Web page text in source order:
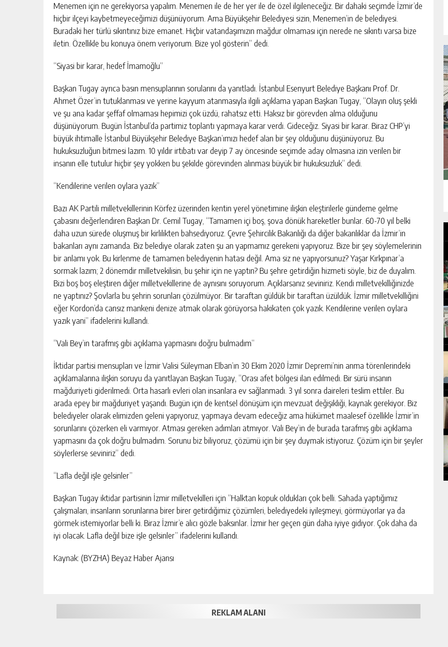
Menemen için ne gerekiyorsa yapalım. Menemen ile de her yer ile de özel ilgileneceğiz. Bir dahaki seçimde İzmir’de
hiçbir ilçeyi kaybetmeyeceğimizi düşünüyorum. Ama Büyükşehir Belediyesi sizin, Menemen’in de belediyesi.
Buradaki her türlü sıkıntınız bize emanet. Hiçbir vatandaşımızın mağdur olmaması için nerede ne sıkıntı varsa bize
iletin. Özellikle bu konuya önem veriyorum. Bize yol gösterin” dedi.
“Siyasi bir karar, hedef İmamoğlu”
Başkan Tugay ayrıca basın mensuplarının sorularını da yanıtladı. İstanbul Esenyurt Belediye Başkanı Prof. Dr.
Ahmet Özer’in tutuklanması ve yerine kayyum atanmasıyla ilgili açıklama yapan Başkan Tugay, “Olayın oluş şekli
ve şu ana kadar şeffaf olmaması hepimizi çok üzdü, rahatsız etti. Haksız bir görevden alma olduğunu
düşünüyorum. Bugün İstanbul’da partimiz toplantı yapmaya karar verdi. Gideceğiz. Siyasi bir karar. Biraz CHP’yi
büyük ihtimalle İstanbul Büyükşehir Belediye Başkan’ımızı hedef alan bir şey olduğunu düşünüyoruz. Bu
hukuksuzluğun bitmesi lazım. 10 yıldır irtibatı var deyip 7 ay öncesinde seçimde aday olmasına izin verilen bir
insanın elle tutulur hiçbir şey yokken bu şekilde görevinden alınması büyük bir hukuksuzluk” dedi.
“Kendilerine verilen oylara yazık”
Bazı AK Partili milletvekillerinin Körfez üzerinden kentin yerel yönetimine ilişkin eleştirilerle gündeme gelme
çabasını değerlendiren Başkan Dr. Cemil Tugay, “Tamamen içi boş, şova dönük hareketler bunlar. 60-70 yıl belki
daha uzun sürede oluşmuş bir kirlilikten bahsediyoruz. Çevre Şehircilik Bakanlığı da diğer bakanlıklar da İzmir’in
bakanları aynı zamanda. Biz belediye olarak zaten şu an yapmamız gerekeni yapıyoruz. Bize bir şey söylemelerinin
bir anlamı yok. Bu kirlenme de tamamen belediyenin hatası değil. Ama siz ne yapıyorsunuz? Yaşar Kırkpınar’a
sormak lazım; 2 dönemdir milletvekilisin, bu şehir için ne yaptın? Bu şehre getirdiğin hizmeti söyle, biz de duyalım.
Bizi boş boş eleştiren diğer milletvekillerine de aynısını soruyorum. Açıklarsanız seviniriz. Kendi milletvekilliğinizde
ne yaptınız? Şovlarla bu şehrin sorunları çözülmüyor. Bir taraftan güldük bir taraftan üzüldük. İzmir milletvekilliğini
eğer Kordon’da cansız mankeni denize atmak olarak görüyorsa hakikaten çok yazık. Kendilerine verilen oylara
yazık yani” ifadelerini kullandı.
“Vali Bey’in tarafmış gibi açıklama yapmasını doğru bulmadım”
İktidar partisi mensupları ve İzmir Valisi Süleyman Elban’ın 30 Ekim 2020 İzmir Depremi’nin anma törenlerindeki
açıklamalarına ilişkin soruyu da yanıtlayan Başkan Tugay, “Orası afet bölgesi ilan edilmedi. Bir sürü insanın
mağduriyeti giderilmedi. Orta hasarlı evleri olan insanlara ev sağlanmadı. 3 yıl sonra daireleri teslim ettiler. Bu
arada epey bir mağduriyet yaşandı. Bugün için de kentsel dönüşüm için mevzuat değişikliği, kaynak gerekiyor. Biz
belediyeler olarak elimizden geleni yapıyoruz, yapmaya devam edeceğiz ama hükümet maalesef özellikle İzmir’in
sorunlarını çözerken eli varmıyor. Atması gereken adımları atmıyor. Vali Bey’in de burada tarafmış gibi açıklama
yapmasını da çok doğru bulmadım. Sorunu biz biliyoruz, çözümü için bir şey duymak istiyoruz. Çözüm için bir şeyler
söylerlerse seviniriz” dedi.
“Lafla değil işle gelsinler”
Başkan Tugay iktidar partisinin İzmir milletvekilleri için “Halktan kopuk oldukları çok belli. Sahada yaptığımız
çalışmaları, insanların sorunlarına birer birer getirdiğimiz çözümleri, belediyedeki iyileşmeyi, görmüyorlar ya da
görmek istemiyorlar belli ki. Biraz İzmir’e alıcı gözle baksınlar. İzmir her geçen gün daha iyiye gidiyor. Çok daha da
iyi olacak. Lafla değil bize işle gelsinler” ifadelerini kullandı.
Kaynak: (BYZHA) Beyaz Haber Ajansı
REKLAM ALANI